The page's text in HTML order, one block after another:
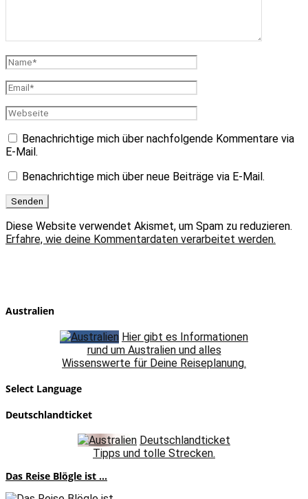
Benachrichtige mich über nachfolgende Kommentare via
E-Mail.
Benachrichtige mich über neue Beiträge via E-Mail.
Diese Website verwendet Akismet, um Spam zu reduzieren.
Erfahre, wie deine Kommentardaten verarbeitet werden.
Australien
Hier gibt es Informationen
rund um Australien und alles
Wissenswerte für Deine Reiseplanung.
Select Language
Deutschlandticket
Deutschlandticket
Tipps und tolle Strecken.
Das Reise Blögle ist ...